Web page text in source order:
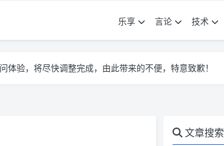
乐享 言论 技术
验，将尽快调整完成，由此带来的不便，特意致歉！
文章搜索